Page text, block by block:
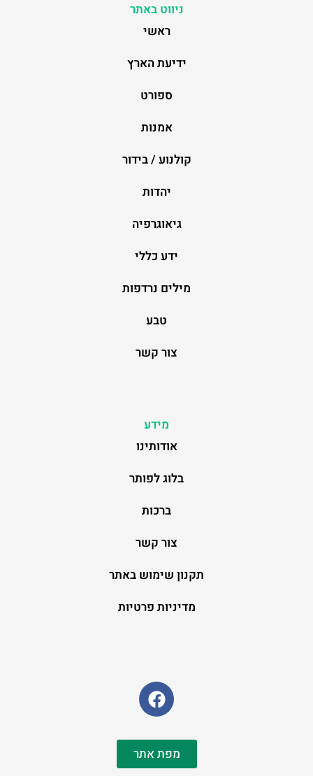
ניווט באתר
ראשי
ידיעת הארץ
ספורט
אמנות
קולנוע / בידור
יהדות
גיאוגרפיה
ידע כללי
מילים נרדפות
טבע
צור קשר
מידע
אודותינו
בלוג לפותר
ברכות
צור קשר
תקנון שימוש באתר
מדיניות פרטיות
מפת אתר